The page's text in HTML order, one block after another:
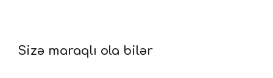
Sizə maraqlı ola bilər